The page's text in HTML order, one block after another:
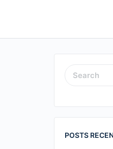
SEARCH
FOR:
POSTS